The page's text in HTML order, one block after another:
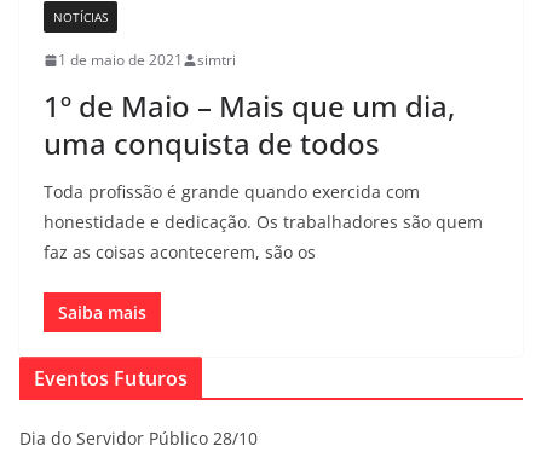
NOTÍCIAS
1 de maio de 2021 simtri
1º de Maio – Mais que um dia,
uma conquista de todos
Toda profissão é grande quando exercida com
honestidade e dedicação. Os trabalhadores são quem
faz as coisas acontecerem, são os
Saiba mais
Eventos Futuros
Dia do Servidor Público 28/10